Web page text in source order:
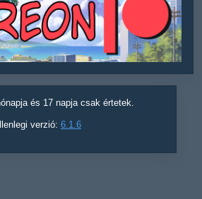
és 17 napja csak értetek.
verzió: 6.1.6